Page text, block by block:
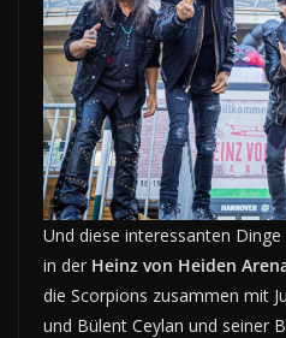
Und diese interessanten Dinge
in der Heinz von Heiden
die Scorpions zusammen mit
und Bülent Ceylan und seiner